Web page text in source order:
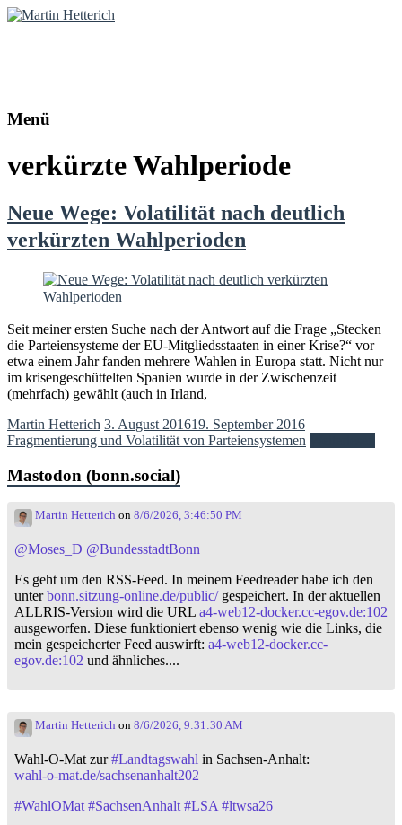
Menü
verkürzte Wahlperiode
Neue Wege: Volatilität nach deutlich
verkürzten Wahlperioden
Seit meiner ersten Suche nach der Antwort auf die Frage „Stecken
die Parteiensysteme der EU-Mitgliedsstaaten in einer Krise?“ vor
etwa einem Jahr fanden mehrere Wahlen in Europa statt. Nicht nur
im krisengeschüttelten Spanien wurde in der Zwischenzeit
(mehrfach) gewählt (auch in Irland,
Martin Hetterich 3. August 201619. September 2016
Fragmentierung und Volatilität von Parteiensystemen
Mastodon (bonn.social)
Martin Hetterich on 8/6/2026, 3:46:50 PM
@Moses_D @BundesstadtBonn
Es geht um den RSS-Feed. In meinem Feedreader habe ich den
unterbonn.sitzung-online.de/public/gespeichert. In der aktuellen
ALLRIS-Version wird die URL a4-web12-docker.cc-egov.de:102
ausgeworfen. Diese funktioniert ebenso wenig wie die Links, die
mein gespeicherter Feed auswirft: a4-web12-docker.cc-
egov.de:102 und ähnliches....
Martin Hetterich on 8/6/2026, 9:31:30 AM
Wahl-O-Mat zur#Landtagswahl in Sachsen-Anhalt:
wahl-o-mat.de/sachsenanhalt202
#WahlOMat #SachsenAnhalt #LSA #ltwsa26